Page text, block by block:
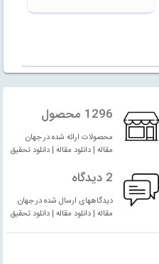
1296 محصول
محصولات ارائه شده در جهان
مقاله | دانلود مقاله | دانلود تحقیق
2 دیدگاه
دیدگاههای ارسال شده در جهان
مقاله | دانلود مقاله | دانلود تحقیق